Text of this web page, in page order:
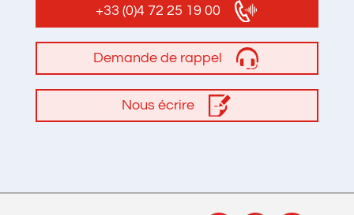
+33 (0)4 72 25 19 00
Demande de rappel
Nous écrire